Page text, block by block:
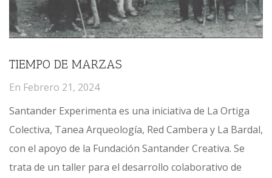
TIEMPO DE MARZAS
En Febrero 21, 2024
Santander Experimenta es una iniciativa de La Ortiga
Colectiva, Tanea Arqueología, Red Cambera y La Bardal,
con el apoyo de la Fundación Santander Creativa. Se
trata de un taller para el desarrollo colaborativo de